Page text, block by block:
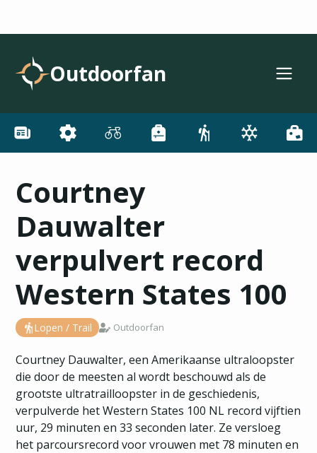
Outdoorfan
Courtney
Dauwalter
verpulvert record
Western States 100
Lopen / Trail Outdoorfan
Courtney Dauwalter, een Amerikaanse ultraloopster
die door de meesten al wordt beschouwd als de
grootste ultratrailloopster in de geschiedenis,
verpulverde het Western States 100 NL record vijftien
uur, 29 minuten en 33 seconden later. Ze versloeg
het parcoursrecord voor vrouwen met 78 minuten en